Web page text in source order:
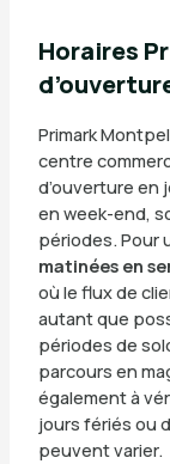
Horaires
Primark
centre
d’ouverture en
en week-end,
périodes. Pour
matinées en
où le flux de
autant que
périodes de
parcours en
également à
jours fériés ou
peuvent varier.